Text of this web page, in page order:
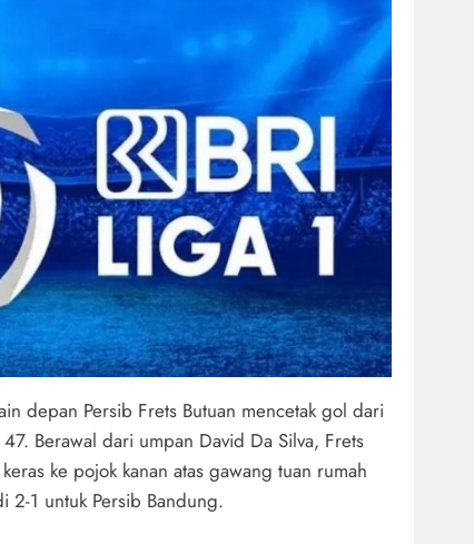
depan Persib Frets Butuan mencetak gol dari
Berawal dari umpan David Da Silva, Frets
ke pojok kanan atas gawang tuan rumah
2-1 untuk Persib Bandung.